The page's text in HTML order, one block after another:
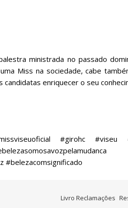
ministrada no passado
Miss na sociedade, cabe
candidatas enriquecer o seu
#girohc #viseu
#belezacomsignificado
Livro Reclamações